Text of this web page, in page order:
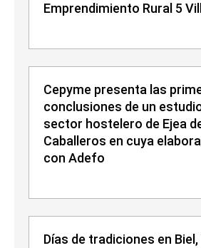
Emprendimiento Rural 5
Cepyme presenta las
conclusiones de un
sector hostelero de Ejea
Caballeros en cuya
con Adefo
Días de tradiciones en